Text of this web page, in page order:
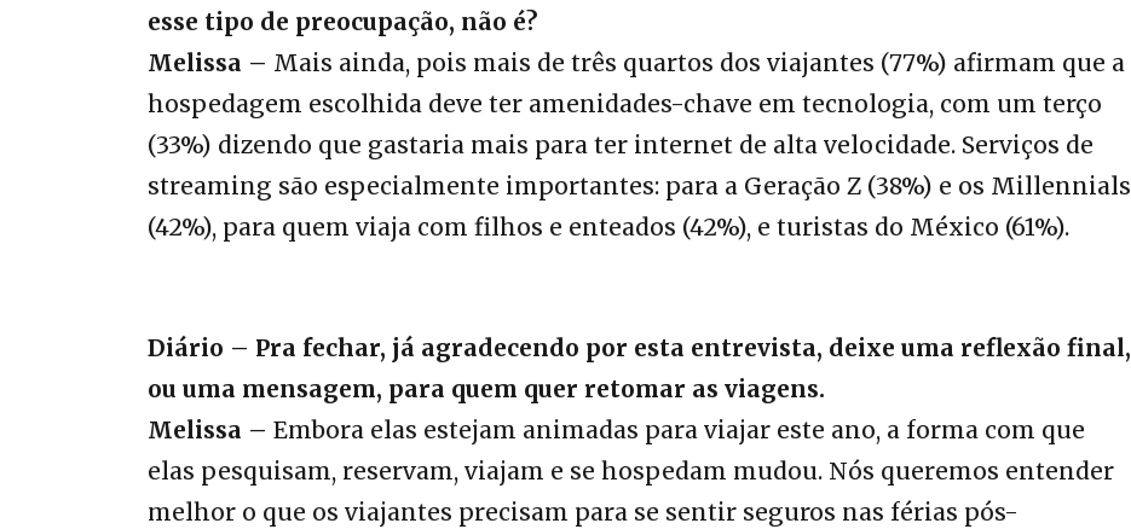
esse tipo de preocupação, não é?
Melissa – Mais ainda, pois mais de três quartos dos viajantes (77%) afirmam que a
hospedagem escolhida deve ter amenidades-chave em tecnologia, com um terço
(33%) dizendo que gastaria mais para ter internet de alta velocidade. Serviços de
streaming são especialmente importantes: para a Geração Z (38%) e os Millennials
(42%), para quem viaja com filhos e enteados (42%), e turistas do México (61%).
Diário – Pra fechar, já agradecendo por esta entrevista, deixe uma reflexão final,
ou uma mensagem, para quem quer retomar as viagens.
Melissa – Embora elas estejam animadas para viajar este ano, a forma com que
elas pesquisam, reservam, viajam e se hospedam mudou. Nós queremos entender
melhor o que os viajantes precisam para se sentir seguros nas férias pós-